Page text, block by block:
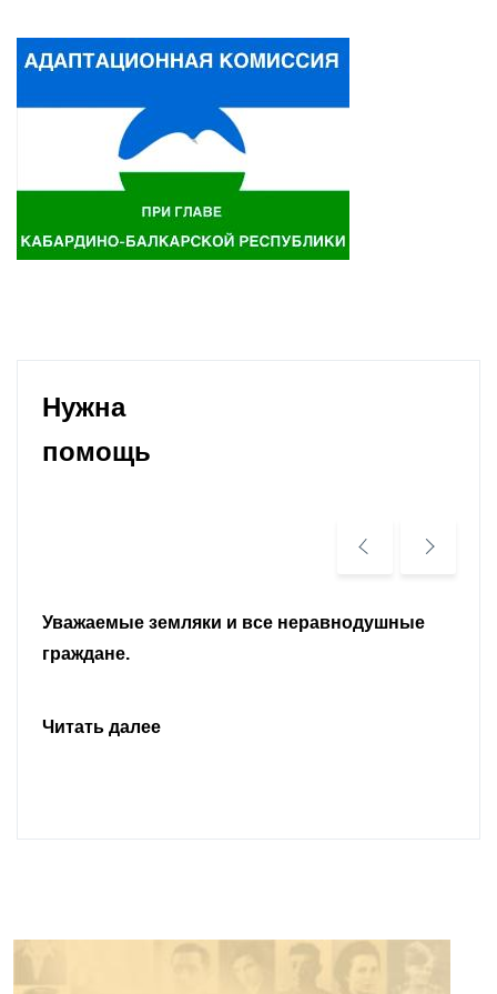
Нужна
помощь
Уважаемые земляки и все неравнодушные
граждане.
Читать далее